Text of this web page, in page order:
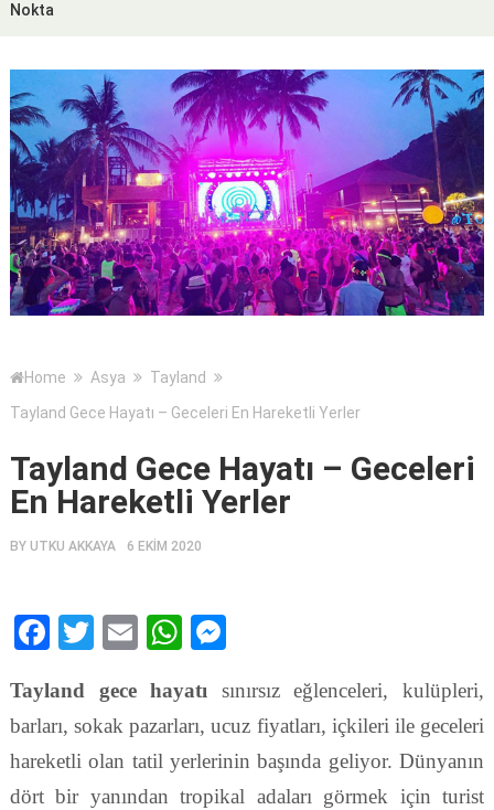
Nokta
Home Asya
Tayland
Tayland Gece Hayatı – Geceleri En Hareketli Yerler
Tayland Gece Hayatı – Geceleri
En Hareketli Yerler
BY UTKU AKKAYA 6 EKIM 2020
Facebook
TwitterEmailWhatsApp
Tayland gece hayatı sınırsız eğlenceleri, kulüpleri,
barları, sokak pazarları, ucuz fiyatları, içkileri ile geceleri
hareketli olan tatil yerlerinin başında geliyor. Dünyanın
dört bir yanından tropikal adaları görmek için turist